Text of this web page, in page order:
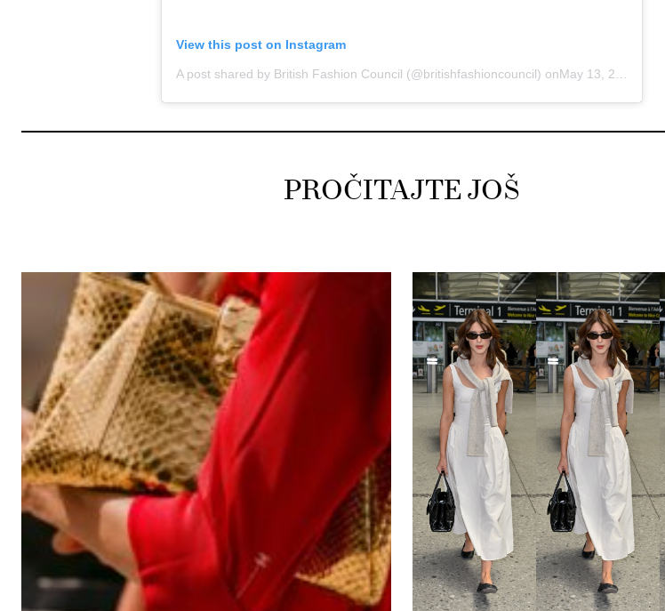
View this post on Instagram
A post shared by British Fashion Council (@britishfashioncouncil) onMay 13, 2020 at 1:04am PDT
PROČITAJTE JOŠ